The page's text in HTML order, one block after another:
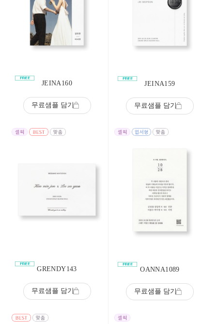
JEINA160
무료샘플 담기
JEINA159
무료샘플 담기
GRENDY143
무료샘플 담기
OANNA1089
무료샘플 담기